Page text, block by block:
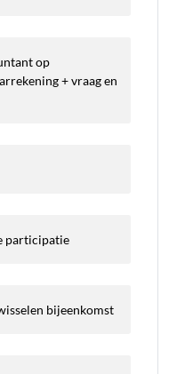
op
+ vraag en
participatie
bijeenkomst